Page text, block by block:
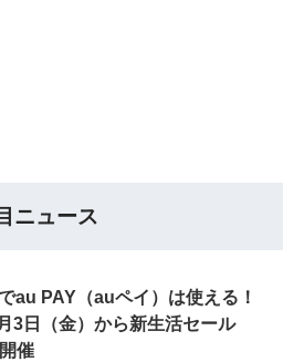
ニュース
au PAY（auペイ）は使える！
3日（金）から新生活セール
催